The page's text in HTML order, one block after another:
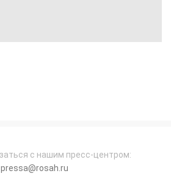
с нашим пресс-центром:
pressa@rosah.ru